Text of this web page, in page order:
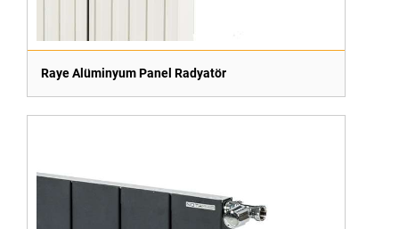
Raye Alüminyum Panel Radyatör